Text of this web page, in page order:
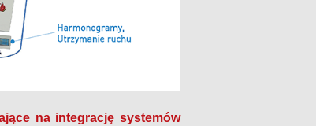
na integrację systemów